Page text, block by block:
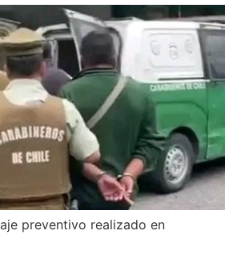
preventivo realizado en